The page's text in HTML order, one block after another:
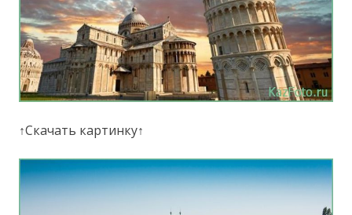
↑Скачать картинку↑